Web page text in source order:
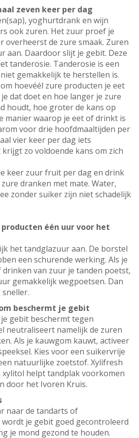
zeven keer per dag
yoghurtdrank en wijn
ook zuren. Het zuur proef je
overheerst de zure smaak. Zuren
aan. Daardoor slijt je gebit. Deze
tanderosie. Tanderosie is een
gemakkelijk te herstellen is.
hoevéél zure producten je eet
dat doet en hoe langer je zure
houdt, hoe groter de kans op
manier waarop je eet of drinkt is
voor drie hoofdmaaltijden per
vier keer per dag iets
zo voldoende kans om zich
keer zuur fruit per dag en drink
dranken met mate. Water,
zonder suiker zijn niet schadelijk
één uur voor het
het tandglazuur aan. De borstel
een schurende werking. Als je
van zuur je tanden poetst,
gemakkelijk wegpoetsen. Dan
beschermt je gebit
gebit beschermt tegen
neutraliseert namelijk de zuren
Als je kauwgom kauwt, activeer
Kies voor een suikervrije
natuurlijke zoetstof. Xylifresh
xylitol helpt tandplak voorkomen
door het Ivoren Kruis.
naar de tandarts of
je gebit goed gecontroleerd
je mond gezond te houden.